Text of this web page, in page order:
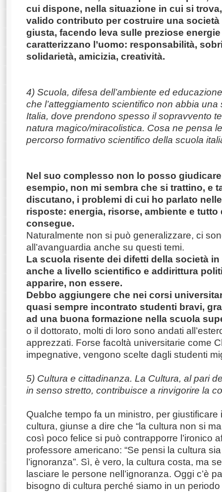
cui dispone, nella situazione in cui si
valido contributo per costruire una società
giusta, facendo leva sulle preziose
caratterizzano l’uomo: responsabilità,
solidarietà, amicizia, creatività.
4) Scuola, difesa dell’ambiente ed
che l’atteggiamento scientifico non abbia
Italia, dove prendono spesso il sopravvento
natura magico/miracolistica. Cosa ne pensa
percorso formativo scientifico della scuola
Nel suo complesso non lo posso
esempio, non mi sembra che si trattino, e
discutano, i problemi di cui ho parlato
risposte: energia, risorse, ambiente e tutto
consegue.
Naturalmente non si può generalizzare, ci
all’avanguardia anche su questi temi.
La scuola risente dei difetti della società
anche a livello scientifico e addirittura
apparire, non essere.
Debbo aggiungere che nei corsi
quasi sempre incontrato studenti bravi,
ad una buona formazione nella scuola
o il dottorato, molti di loro sono andati
apprezzati. Forse facoltà universitarie come
impegnative, vengono scelte dagli studenti
5) Cultura e cittadinanza. La Cultura, al pari
in senso stretto, contribuisce a rinvigorire la
Qualche tempo fa un ministro, per giustificare
cultura, giunse a dire che “la cultura non si
così poco felice si può contrapporre l’ironico
professore americano: “Se pensi la cultura
l’ignoranza”. Sì, è vero, la cultura costa, ma
lasciare le persone nell’ignoranza. Oggi c’è
bisogno di cultura perché siamo in un